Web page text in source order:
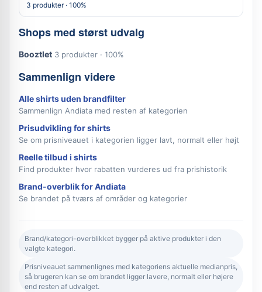
3 produkter · 100%
Shops med størst udvalg
Booztlet 3 produkter · 100%
Sammenlign videre
Alle shirts uden brandfilter
Sammenlign Andiata med resten af kategorien
Prisudvikling for shirts
Se om prisniveauet i kategorien ligger lavt, normalt eller højt
Reelle tilbud i shirts
Find produkter hvor rabatten vurderes ud fra prishistorik
Brand-overblik for Andiata
Se brandet på tværs af områder og kategorier
Brand/kategori-overblikket bygger på aktive produkter i den
valgte kategori.
Prisniveauet sammenlignes med kategoriens aktuelle medianpris,
så brugeren kan se om brandet ligger lavere, normalt eller højere
end resten af udvalget.